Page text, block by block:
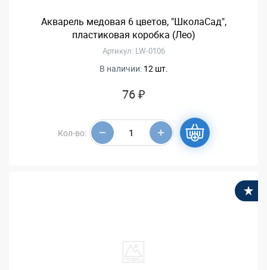
Акварель медовая 6 цветов, "ШколаСад",
пластиковая коробка (Лео)
Артикул: LW-0106
В наличии: 12 шт.
76 ₽
Кол-во: